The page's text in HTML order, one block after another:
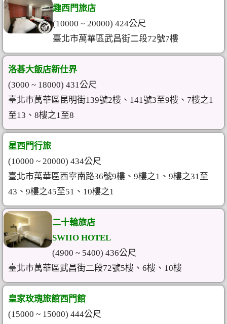
趣西門旅店
(10000 ~ 20000) 424公尺
臺北市萬華區武昌街二段72號7樓
洛碁大飯店新仕界
(3000 ~ 18000) 431公尺
臺北市萬華區昆明街139號2樓、141號3至9樓、7樓之1
至13、8樓之1至8
星西門行旅
(10000 ~ 20000) 434公尺
臺北市萬華區西寧南路36號9樓、9樓之1、9樓之31至
43、9樓之45至51、10樓之1
二十輪旅店
SWIIO HOTEL
(4900 ~ 5400) 436公尺
臺北市萬華區武昌街二段72號5樓、6樓、10樓
皇家玫瑰旅館西門館
(15000 ~ 15000) 444公尺